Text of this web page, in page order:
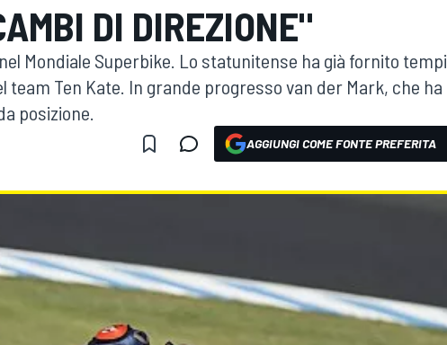
WEC
DI DIREZIONE"
Mondiale Superbike. Lo statunitense ha già fornito tempi
team Ten Kate. In grande progresso van der Mark, che ha
posizione.
AGGIUNGI COME FONTE PREFERITA